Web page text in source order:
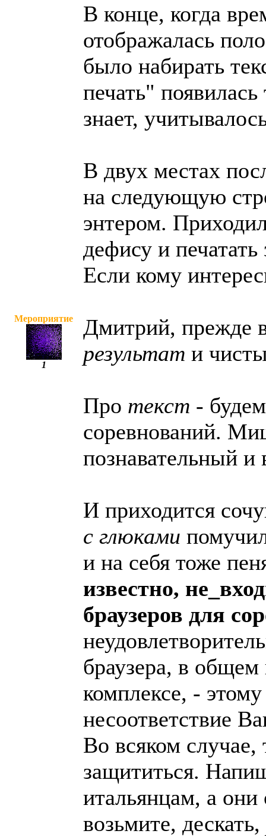
Мероприятие
1
В конце, когда
отображалась
было набирать
печать"
знает,
В двух местах
на следующую
энтером.
дефису и
Если кому
Дмитрий, прежде
результат и
Про текст -
соревнований.
познавательный
И приходится
с глюками
и на себя тоже
известно,
браузеров для
браузера, в
комплексе, -
несоответствие
Во всяком
защититься.
итальянцам, а они
возьмите, дескать,